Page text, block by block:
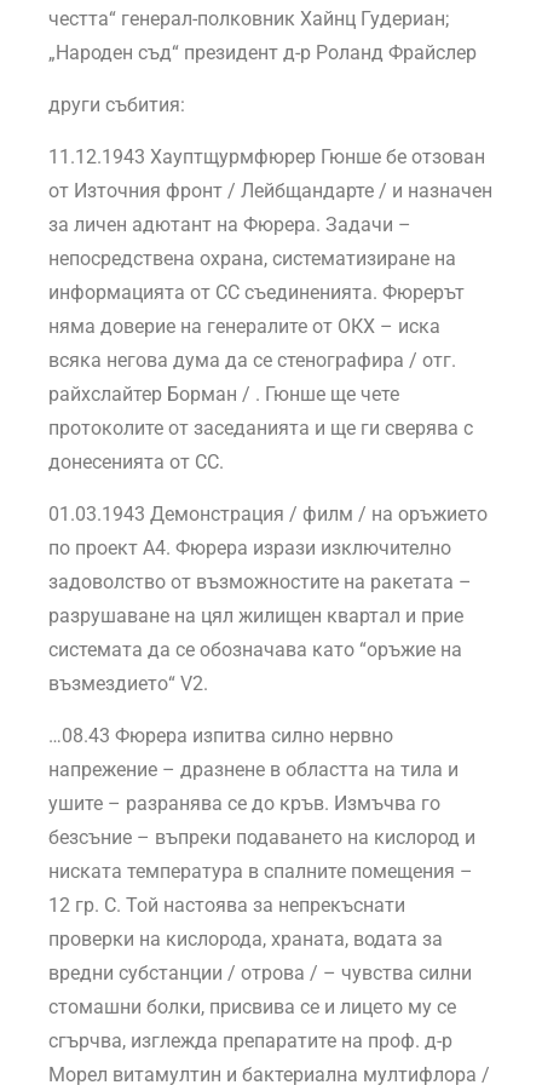
честта“ генерал-полковник Хайнц Гудериан;
„Народен съд“ президент д-р Роланд Фрайслер
други събития:
11.12.1943 Хауптщурмфюрер Гюнше бе отзован
от Източния фронт / Лейбщандарте / и назначен
за личен адютант на Фюрера. Задачи –
непосредствена охрана, систематизиране на
информацията от СС съединенията. Фюрерът
няма доверие на генералите от ОКХ – иска
всяка негова дума да се стенографира / отг.
райхслайтер Борман / . Гюнше ще чете
протоколите от заседанията и ще ги сверява с
донесенията от СС.
01.03.1943 Демонстрация / филм / на оръжието
по проект А4. Фюрера изрази изключително
задоволство от възможностите на ракетата –
разрушаване на цял жилищен квартал и прие
системата да се обозначава като “оръжие на
възмездието“ V2.
…08.43 Фюрера изпитва силно нервно
напрежение – дразнене в областта на тила и
ушите – разранява се до кръв. Измъчва го
безсъние – въпреки подаването на кислород и
ниската температура в спалните помещения –
12 гр. С. Той настоява за непрекъснати
проверки на кислорода, храната, водата за
вредни субстанции / отрова / – чувства силни
стомашни болки, присвива се и лицето му се
сгърчва, изглежда препаратите на проф. д-р
Морел витамултин и бактериална мултифлора /